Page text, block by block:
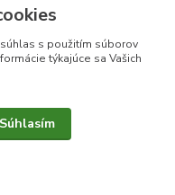
súhlas s použitím súborov
týkajúce sa Vašich
Súhlasím